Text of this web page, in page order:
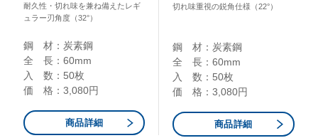
耐久性・切れ味を兼ね備えたレギ
ュラー刃角度（32°）
鋼 材：炭素鋼​
全 長：60mm​
入 数：50枚
価 格：3,080円
商品詳細
切れ味重視の鋭角仕様（22°）
鋼 材：炭素鋼​
全 長：60mm​
入 数：50枚
価 格：3,080円
商品詳細